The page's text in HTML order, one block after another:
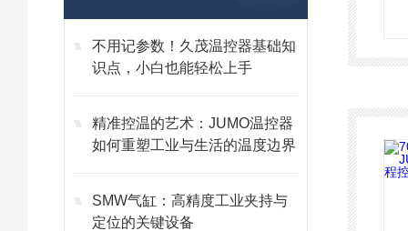
不用记参数！久茂温控器基础知
识点，小白也能轻松上手
精准控温的艺术：JUMO温控器
如何重塑工业与生活的温度边界
SMW气缸：高精度工业夹持与
定位的关键设备